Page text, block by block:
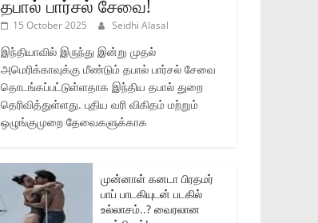
தபால் பார்சல் சேவை!
15 October 2025 Seidhi Alasal
இந்தியாவில் இருந்து இன்று முதல்
அமெரிக்காவுக்கு மீண்டும் தபால் பார்சல் சேவை
தொடங்கப்பட்டுள்ளதாக இந்திய தபால் துறை
தெரிவித்துள்ளது. புதிய வரி விகிதம் மற்றும்
ஒழுங்குமுறை தேவைகளுக்காக
முன்னாள் கனடா பிரதமர்
பாப் பாடகியுடன் படகில்
உல்லாசம்..? வைரலான